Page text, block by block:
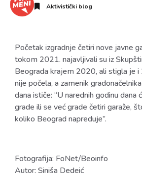
Aktivistički blog
Početak izgradnje četiri nove javne
tokom 2021. najavljivali su iz
Beograda krajem 2020, ali stigla je
nije počela, a zamenik
dana ističe: “U narednih godinu dana
grade ili se već grade četiri garaže,
koliko Beograd napreduje”.
Fotografija: FoNet/Beoinfo
Autor: Siniša Dedeić